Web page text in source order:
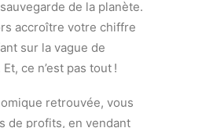
de la planète.
accroître votre chiffre
sur la vague de
ce n’est pas tout !
retrouvée, vous
de profits, en vendant